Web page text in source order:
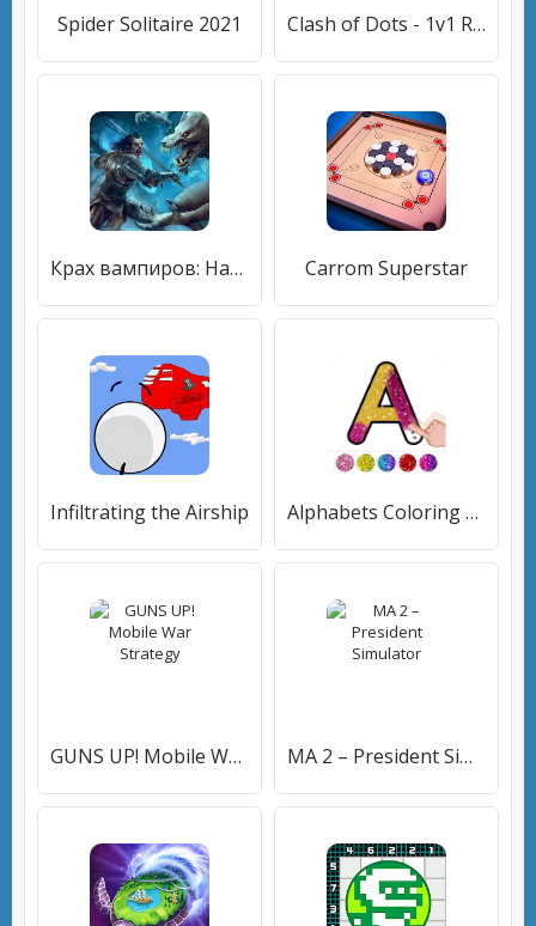
Spider Solitaire 2021 Clash of Dots - 1v1 RTS
Крах вампиров: Начало РПГ Carrom Superstar
Infiltrating the Airship Alphabets Coloring book
GUNS UP! Mobile War Strategy MA 2 – President Simulator